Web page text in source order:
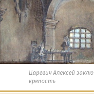
Царевич Алексей
крепость